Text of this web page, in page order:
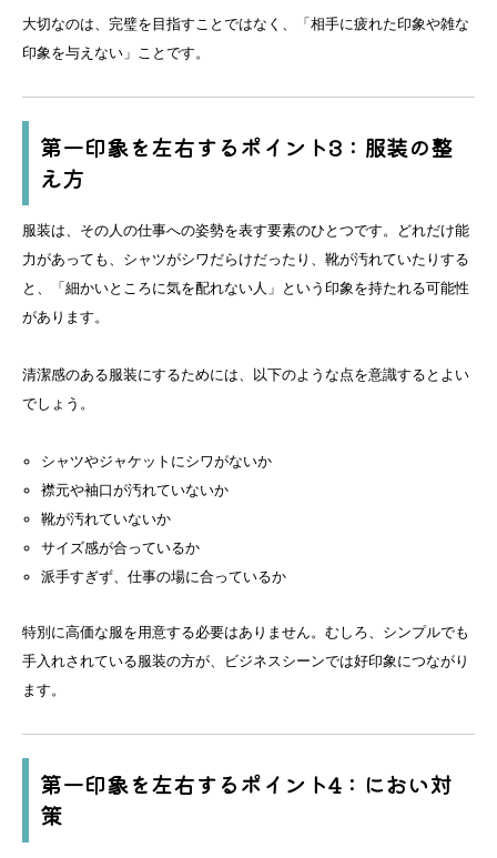
大切なのは、完璧を目指すことではなく、「相手に疲れた印象や雑な
印象を与えない」ことです。
第一印象を左右するポイント3：服装の整
え方
服装は、その人の仕事への姿勢を表す要素のひとつです。どれだけ能
力があっても、シャツがシワだらけだったり、靴が汚れていたりする
と、「細かいところに気を配れない人」という印象を持たれる可能性
があります。
清潔感のある服装にするためには、以下のような点を意識するとよい
でしょう。
シャツやジャケットにシワがないか
襟元や袖口が汚れていないか
靴が汚れていないか
サイズ感が合っているか
派手すぎず、仕事の場に合っているか
特別に高価な服を用意する必要はありません。むしろ、シンプルでも
手入れされている服装の方が、ビジネスシーンでは好印象につながり
ます。
第一印象を左右するポイント4：におい対
策